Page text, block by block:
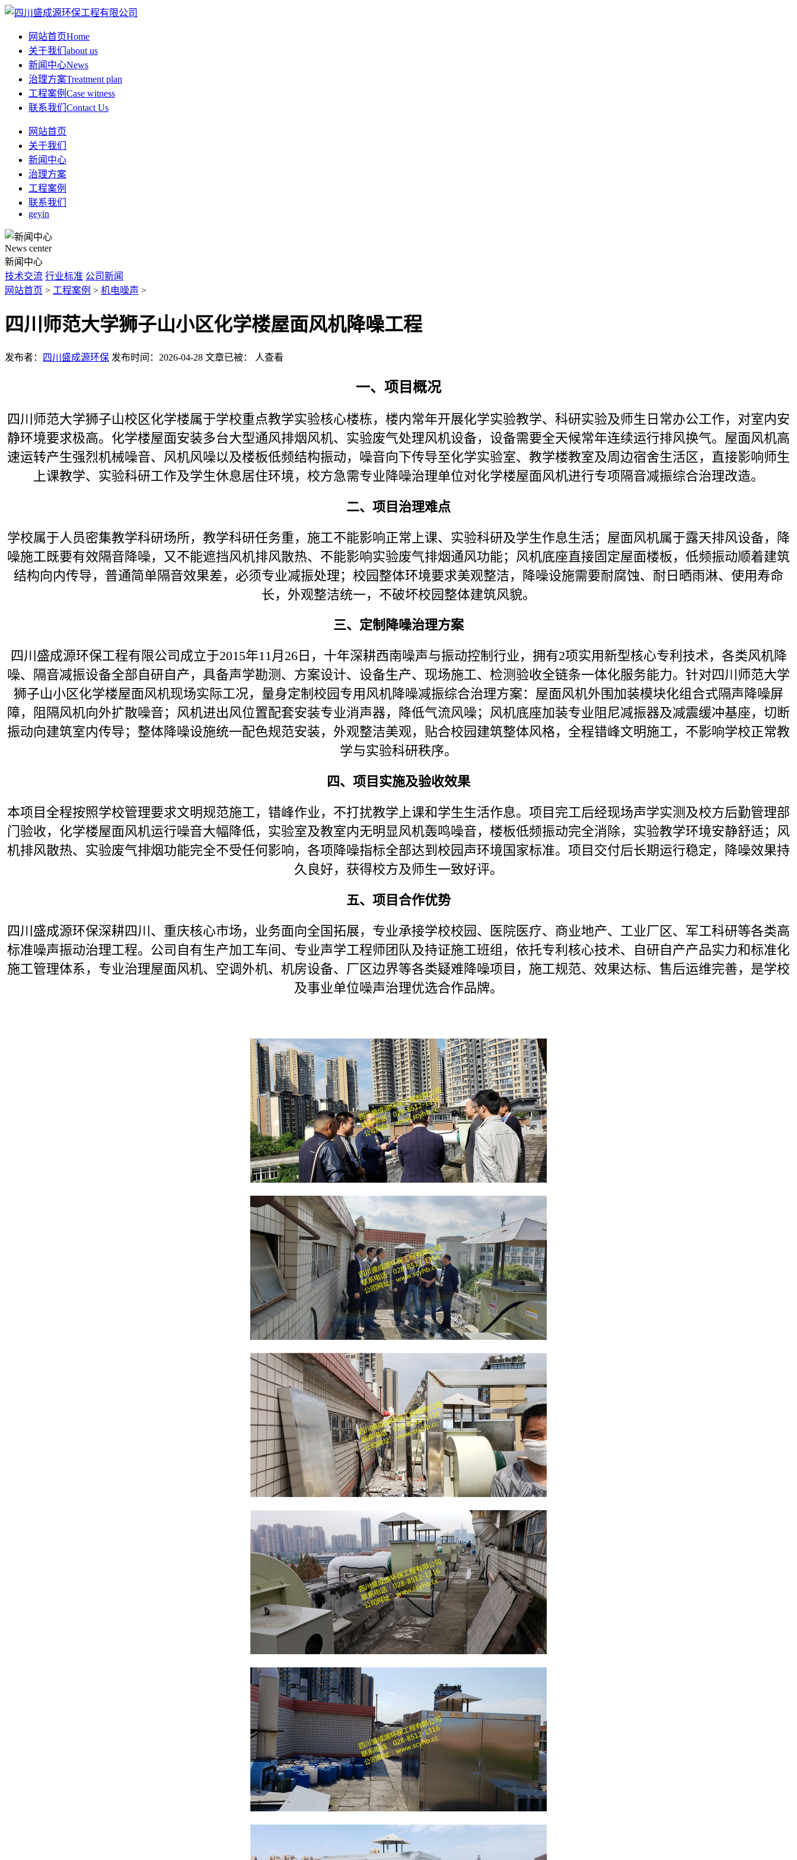
网站首页Home
关于我们 about us
新闻中心News
治理方案Treatment plan
工程案例 Case witness
联系我们 Contact Us
网站首页
关于我们
新闻中心
治理方案
工程案例
联系我们
geyin
News center
新闻中心
技术交流 行业标准 公司新闻
网站首页 > 工程案例 > 机电噪声 >
四川师范大学狮子山小区化学楼屋面风机降噪工程
发布者： 四川盛成源环保 发布时间：2026-04-28 文章已被： 人查看
一、项目概况
四川师范大学狮子山校区化学楼属于学校重点教学实验核心楼栋，楼内常年开展化学实验教学、科研实验及师生日常办公工作，对室内安
静环境要求极高。化学楼屋面安装多台大型通风排烟风机、实验废气处理风机设备，设备需要全天候常年连续运行排风换气。屋面风机高
速运转产生强烈机械噪音、风机风噪以及楼板低频结构振动，噪音向下传导至化学实验室、教学楼教室及周边宿舍生活区，直接影响师生
上课教学、实验科研工作及学生休息居住环境，校方急需专业降噪治理单位对化学楼屋面风机进行专项隔音减振综合治理改造。
二、项目治理难点
学校属于人员密集教学科研场所，教学科研任务重，施工不能影响正常上课、实验科研及学生作息生活；屋面风机属于露天排风设备，降
噪施工既要有效隔音降噪，又不能遮挡风机排风散热、不能影响实验废气排烟通风功能；风机底座直接固定屋面楼板，低频振动顺着建筑
结构向内传导，普通简单隔音效果差，必须专业减振处理；校园整体环境要求美观整洁，降噪设施需要耐腐蚀、耐日晒雨淋、使用寿命
长，外观整洁统一，不破坏校园整体建筑风貌。
三、定制降噪治理方案
四川盛成源环保工程有限公司成立于2015年11月26日，十年深耕西南噪声与振动控制行业，拥有2项实用新型核心专利技术，各类风机降
噪、隔音减振设备全部自研自产，具备声学勘测、方案设计、设备生产、现场施工、检测验收全链条一体化服务能力。针对四川师范大学
狮子山小区化学楼屋面风机现场实际工况，量身定制校园专用风机降噪减振综合治理方案：屋面风机外围加装模块化组合式隔声降噪屏
障，阻隔风机向外扩散噪音；风机进出风位置配套安装专业消声器，降低气流风噪；风机底座加装专业阻尼减振器及减震缓冲基座，切断
振动向建筑室内传导；整体降噪设施统一配色规范安装，外观整洁美观，贴合校园建筑整体风格，全程错峰文明施工，不影响学校正常教
学与实验科研秩序。
四、项目实施及验收效果
本项目全程按照学校管理要求文明规范施工，错峰作业，不打扰教学上课和学生生活作息。项目完工后经现场声学实测及校方后勤管理部
门验收，化学楼屋面风机运行噪音大幅降低，实验室及教室内无明显风机轰鸣噪音，楼板低频振动完全消除，实验教学环境安静舒适；风
机排风散热、实验废气排烟功能完全不受任何影响，各项降噪指标全部达到校园声环境国家标准。项目交付后长期运行稳定，降噪效果持
久良好，获得校方及师生一致好评。
五、项目合作优势
四川盛成源环保深耕四川、重庆核心市场，业务面向全国拓展，专业承接学校校园、医院医疗、商业地产、工业厂区、军工科研等各类高
标准噪声振动治理工程。公司自有生产加工车间、专业声学工程师团队及持证施工班组，依托专利核心技术、自研自产产品实力和标准化
施工管理体系，专业治理屋面风机、空调外机、机房设备、厂区边界等各类疑难降噪项目，施工规范、效果达标、售后运维完善，是学校
及事业单位噪声治理优选合作品牌。